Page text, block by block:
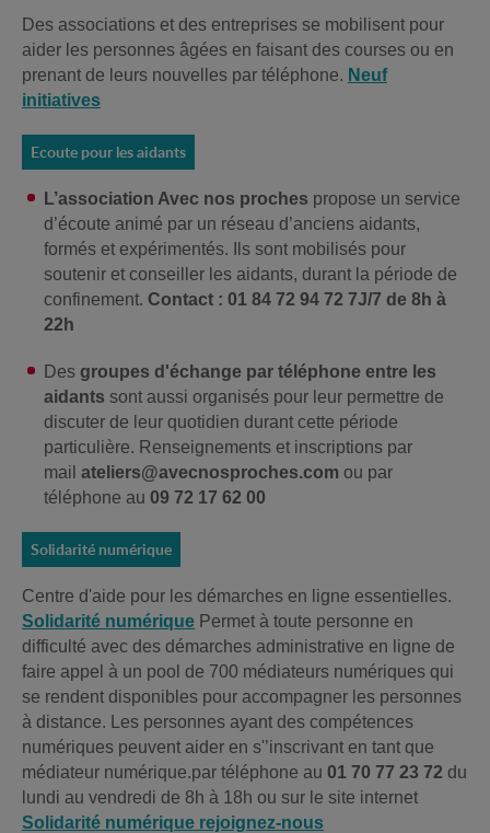
Des associations et des entreprises se mobilisent pour
aider les personnes âgées en faisant des courses ou en
prenant de leurs nouvelles par téléphone. Neuf
initiatives
Ecoute pour les aidants
L’association Avec nos proches propose un service
d’écoute animé par un réseau d’anciens aidants,
formés et expérimentés. Ils sont mobilisés pour
soutenir et conseiller les aidants, durant la période de
confinement. Contact : 01 84 72 94 72 7J/7 de 8h à
22h
Des groupes d'échange par téléphone entre les
aidants sont aussi organisés pour leur permettre de
discuter de leur quotidien durant cette période
particulière. Renseignements et inscriptions par
mail ateliers@avecnosproches.com ou par
téléphone au 09 72 17 62 00
Solidarité numérique
Centre d'aide pour les démarches en ligne essentielles.
Solidarité numérique Permet à toute personne en
difficulté avec des démarches administrative en ligne de
faire appel à un pool de 700 médiateurs numériques qui
se rendent disponibles pour accompagner les personnes
à distance. Les personnes ayant des compétences
numériques peuvent aider en s'’inscrivant en tant que
médiateur numérique.par téléphone au 01 70 77 23 72 du
lundi au vendredi de 8h à 18h ou sur le site internet
Solidarité numérique rejoignez-nous